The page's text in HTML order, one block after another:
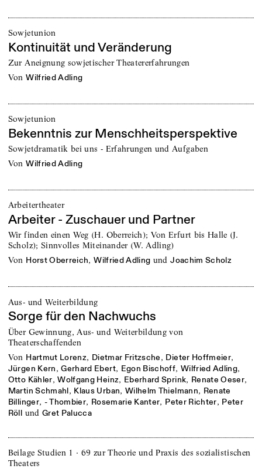
Sowjetunion
Kontinuität und Veränderung
Zur Aneignung sowjetischer Theatererfahrungen
von Wilfried Adling
Sowjetunion
Bekenntnis zur Menschheitsperspektive
Sowjetdramatik bei uns - Erfahrungen und Aufgaben
von Wilfried Adling
Arbeitertheater
Arbeiter - Zuschauer und Partner
Wir finden einen Weg (H. Oberreich); Von Erfurt bis Halle (J.
Scholz); Sinnvolles Miteinander (W. Adling)
von Horst Oberreich,Wilfried Adling und Joachim Scholz
Aus- und Weiterbildung
Sorge für den Nachwuchs
Über Gewinnung, Aus- und Weiterbildung von
Theaterschaffenden
von Hartmut Lorenz, Dietmar Fritzsche, Dieter Hoffmeier,
Jürgen Kern,Gerhard Ebert, Egon Bischoff, Wilfried Adling,
Otto Kähler,Wolfgang Heinz, Eberhard Sprink, Renate Oeser,
Martin Schmahl, Klaus Urban, Wilhelm Thielmann, Renate
Billinger, - Thombier, Rosemarie Kanter, Peter Richter, Peter
Röll und Gret Palucca
Beilage Studien 1 · 69 zur Theorie und Praxis des sozialistischen
Theaters